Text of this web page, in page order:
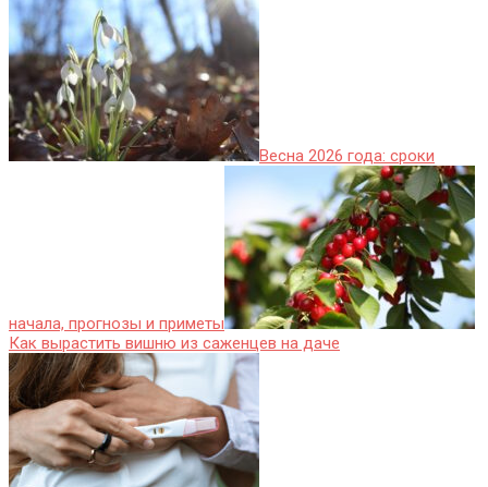
Весна 2026 года: сроки
начала, прогнозы и приметы
Как вырастить вишню из саженцев на даче